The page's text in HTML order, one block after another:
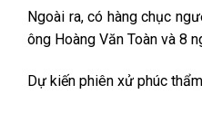
Ngoài ra, có hàng chục
ông Hoàng Văn Toàn và 8
Dự kiến phiên xử phúc